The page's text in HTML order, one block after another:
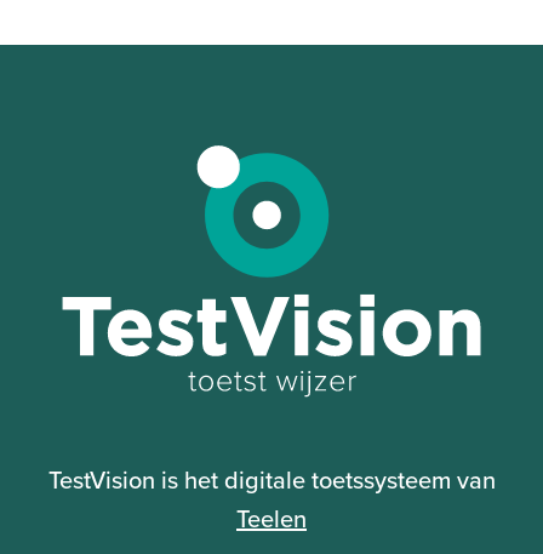
TestVision is het digitale toetssysteem van
Teelen